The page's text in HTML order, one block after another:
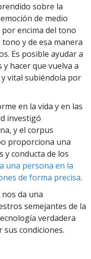
sobre la
de medio
encima del tono
y de esa manera
Es posible ayudar a
hacer que vuelva a
vital subiéndola por
en la vida y en las
investigó
y el corpus
proporciona una
y conducta de los
una persona en la
de forma precisa.
da una
semejantes de la
verdadera
sus condiciones.